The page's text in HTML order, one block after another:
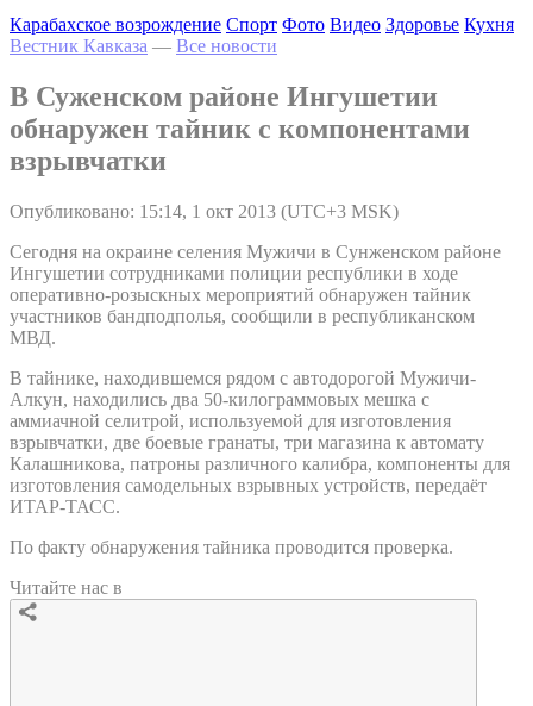
Карабахское возрождение Спорт Фото Видео Здоровье Кухня
Вестник Кавказа — Все новости
В Суженском районе Ингушетии
обнаружен тайник с компонентами
взрывчатки
Опубликовано: 15:14, 1 окт 2013 (UTC+3 MSK)
Сегодня на окраине селения Мужичи в Сунженском районе
Ингушетии сотрудниками полиции республики в ходе
оперативно-розыскных мероприятий обнаружен тайник
участников бандподполья, сообщили в республиканском
МВД.
В тайнике, находившемся рядом с автодорогой Мужичи-
Алкун, находились два 50-килограммовых мешка с
аммиачной селитрой, используемой для изготовления
взрывчатки, две боевые гранаты, три магазина к автомату
Калашникова, патроны различного калибра, компоненты для
изготовления самодельных взрывных устройств, передаёт
ИТАР-ТАСС.
По факту обнаружения тайника проводится проверка.
Читайте нас в